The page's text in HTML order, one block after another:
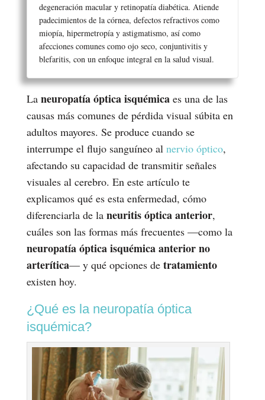
degeneración macular y retinopatía diabética. Atiende
padecimientos de la córnea, defectos refractivos como
miopía, hipermetropía y astigmatismo, así como
afecciones comunes como ojo seco, conjuntivitis y
blefaritis, con un enfoque integral en la salud visual.
La neuropatía óptica isquémicaes una de las
causas más comunes de pérdida visual súbita en
adultos mayores. Se produce cuando se
interrumpe el flujo sanguíneo al nervio óptico,
afectando su capacidad de transmitir señales
visuales al cerebro. En este artículo te
explicamos qué es esta enfermedad, cómo
diferenciarla de la neuritis óptica anterior,
cuáles son las formas más frecuentes —como la
neuropatía óptica isquémica anterior no
arterítica— y qué opciones de tratamiento
existen hoy.
¿Qué es la neuropatía óptica
isquémica?